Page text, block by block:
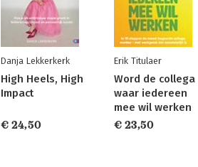
Danja Lekkerkerk
High Heels, High
Impact
€ 24,50
Erik Titulaer
Word de collega
waar iedereen
mee wil werken
€ 23,50